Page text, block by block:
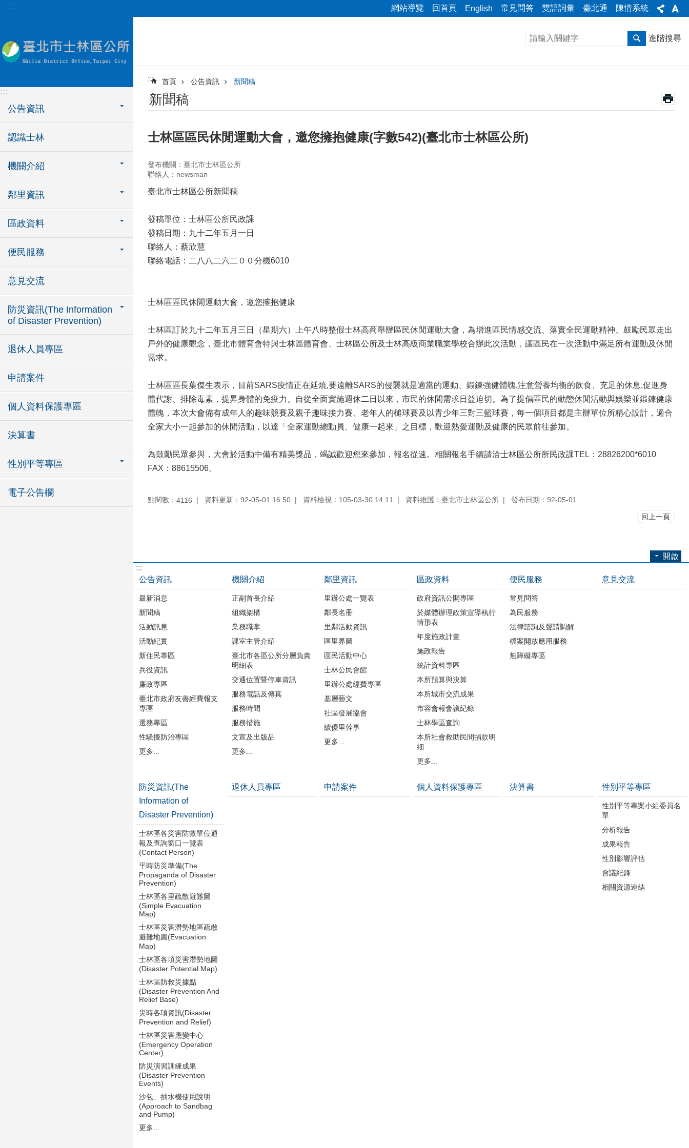
跳到主要內容區塊
::: 網站導覽 回首頁 English 常見問答 雙語詞彙 臺北通 陳情系統
:::
公告資訊
認識士林
機關介紹
鄰里資訊
區政資料
便民服務
意見交流
防災資訊(The Information
of Disaster Prevention)
退休人員專區
申請案件
個人資料保護專區
決算書
性別平等專區
電子公告欄
進階搜尋
::: 首頁 公告資訊 新聞稿
新聞稿
士林區區民休閒運動大會，邀您擁抱健康(字數542)(臺北市士林區公所)
發布機關：臺北市士林區公所
聯絡人：newsman
臺北市士林區公所新聞稿
發稿單位：士林區公所民政課
發稿日期：九十二年五月一日
聯絡人：蔡欣慧
聯絡電話：二八八二六二００分機6010
士林區區民休閒運動大會，邀您擁抱健康
士林區訂於九十二年五月三日（星期六）上午八時整假士林高商舉辦區民休閒運動大會，為增進區民情感交流、落實全民運動精神、鼓勵民眾走出
戶外的健康觀念，臺北市體育會特與士林區體育會、士林區公所及士林高級商業職業學校合辦此次活動，讓區民在一次活動中滿足所有運動及休閒
需求。
士林區區長葉傑生表示，目前SARS疫情正在延燒,要遠離SARS的侵襲就是適當的運動、鍛鍊強健體魄,注意營養均衡的飲食、充足的休息,促進身
體代謝、排除毒素，提昇身體的免疫力。自從全面實施週休二日以來，市民的休閒需求日益迫切。為了提倡區民的動態休閒活動與娛樂並鍛鍊健康
體魄，本次大會備有成年人的趣味競賽及親子趣味接力賽、老年人的槌球賽及以青少年三對三籃球賽，每一個項目都是主辦單位所精心設計，適合
全家大小一起參加的休閒活動，以達「全家運動總動員、健康一起來」之目標，歡迎熱愛運動及健康的民眾前往參加。
為鼓勵民眾參與，大會於活動中備有精美獎品，竭誠歡迎您來參加，報名從速。相關報名手續請洽士林區公所所民政課TEL：28826200*6010
FAX：88615506。
點閱數： 4116 資料更新：92-05-01 16:50 資料檢視：105-03-30 14:11 資料維護：臺北市士林區公所 發布日期：92-05-01
回上一頁
開啟
:::
公告資訊
最新消息
新聞稿
活動訊息
活動紀實
新住民專區
兵役資訊
廉政專區
臺北市政府友善經費報支
專區
選務專區
性騷擾防治專區
更多...
機關介紹
正副首長介紹
組織架構
業務職掌
課室主管介紹
臺北市各區公所分層負責
明細表
交通位置暨停車資訊
服務電話及傳真
服務時間
服務措施
文宣及出版品
更多...
鄰里資訊
里辦公處一覽表
鄰長名冊
里鄰活動資訊
區里界圖
區民活動中心
士林公民會館
里辦公處經費專區
基層藝文
社區發展協會
績優里幹事
更多...
區政資料
政府資訊公開專區
於媒體辦理政策宣導執行
情形表
年度施政計畫
施政報告
統計資料專區
本所預算與決算
本所城市交流成果
市容會報會議紀錄
士林學區查詢
本所社會救助民間捐款明
細
更多...
便民服務
常見問答
為民服務
法律諮詢及聲請調解
檔案開放應用服務
無障礙專區
意見交流
防災資訊(The
Information of
Disaster Prevention)
士林區各災害防救單位通
報及查詢窗口一覽表
(Contact Person)
平時防災準備(The
Propaganda of Disaster
Prevention)
士林區各里疏散避難圖
(Simple Evacuation
Map)
士林區災害潛勢地區疏散
避難地圖(Evacuation
Map)
士林區各項災害潛勢地圖
(Disaster Potential Map)
士林區防救災據點
(Disaster Prevention And
Relief Base)
災時各項資訊(Disaster
Prevention and Relief)
士林區災害應變中心
(Emergency Operation
Center)
防災演習訓練成果
(Disaster Prevention
Events)
沙包、抽水機使用說明
(Approach to Sandbag
and Pump)
更多...
退休人員專區 申請案件 個人資料保護專區 決算書 性別平等專區
性別平等專案小組委員名
單
分析報告
成果報告
性別影響評估
會議紀錄
相關資源連結